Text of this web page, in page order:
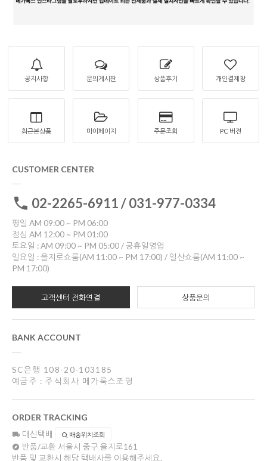
공지사항 문의게시판 상품후기 개인결제창
최근본상품 마이페이지 주문조회 PC 버젼
CUSTOMER CENTER
02-2265-6911 / 031-977-0334
평일 AM 09:00 ~ PM 06:00
점심 AM 12:00 ~ PM 01:00
토요일 : AM 09:00 ~ PM 05:00 / 공휴일영업
일요일 : 을지로쇼룸(AM 11:00 ~ PM 17:00) / 일산쇼룸(AM 11:00 ~
PM 17:00)
고객센터 전화연결 상품문의
BANK ACCOUNT
SC은행 108-20-103185
예금주 : 주식회사 메가룩스조명
ORDER TRACKING
대신택배 배송위치조회
반품/교환 서울시 중구 을지로161
반품 및 교환시 해당 택배사를 이용해주세요.